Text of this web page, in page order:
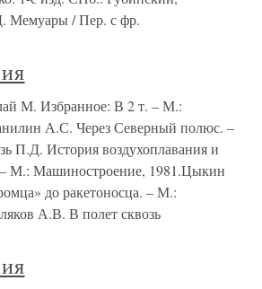
Мемуары / Пер. с фр.
М. Избранное: В 2 т. – М.:
А.С. Через Северный полюс. –
История воздухоплавания и
М.: Машиностроение, 1981.Цыкин
до ракетоносца. – М.:
А.В. В полет сквозь